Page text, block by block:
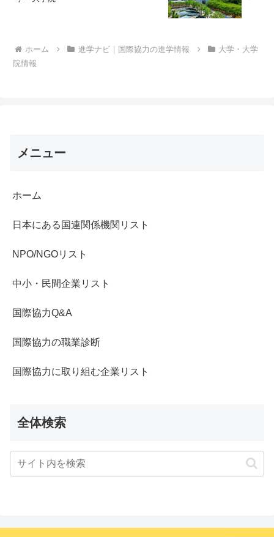
ホーム 進学ナビ｜国際協力の進学情報
大学・大学
院情報
メニュー
ホーム
日本にある国連関係機関リスト
NPO/NGOリスト
中小・民間企業リスト
国際協力Q&A
国際協力の職業診断
国際協力に取り組む企業リスト
全体検索